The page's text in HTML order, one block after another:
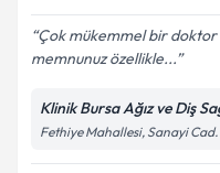
Çok mükemmel bir
memnunuz özellikle...
Klinik Bursa Ağız ve Diş
Fethiye Mahallesi, Sanayi